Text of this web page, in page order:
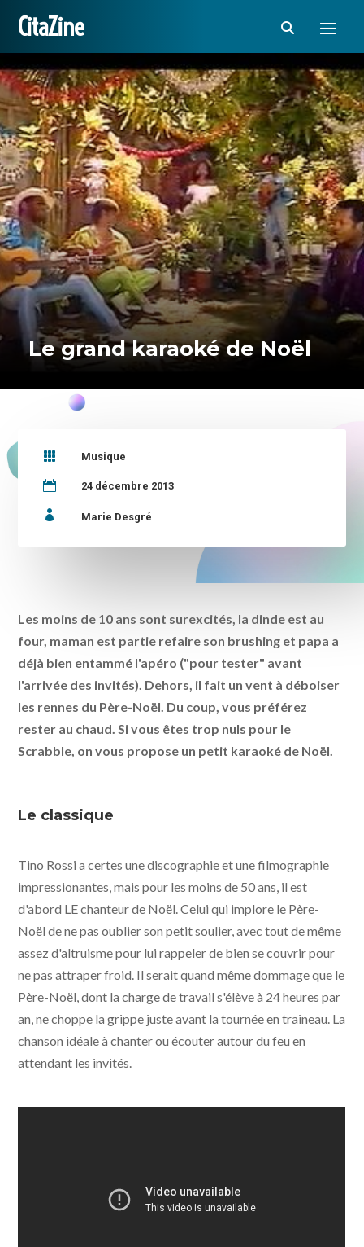
CitaZine
Le grand karaoké de Noël
 Musique
 24 décembre 2013
 Marie Desgré
Les moins de 10 ans sont surexcités, la dinde est au
four, maman est partie refaire son brushing et papa a
déjà bien entammé l'apéro ("pour tester" avant
l'arrivée des invités). Dehors, il fait un vent à déboiser
les rennes du Père-Noël. Du coup, vous préférez
rester au chaud. Si vous êtes trop nuls pour le
Scrabble, on vous propose un petit karaoké de Noël.
Le classique
Tino Rossi a certes une discographie et une filmographie
impressionantes, mais pour les moins de 50 ans, il est
d'abord LE chanteur de Noël. Celui qui implore le Père-
Noël de ne pas oublier son petit soulier, avec tout de même
assez d'altruisme pour lui rappeler de bien se couvrir pour
ne pas attraper froid. Il serait quand même dommage que le
Père-Noël, dont la charge de travail s'élève à 24 heures par
an, ne choppe la grippe juste avant la tournée en traineau. La
chanson idéale à chanter ou écouter autour du feu en
attendant les invités.